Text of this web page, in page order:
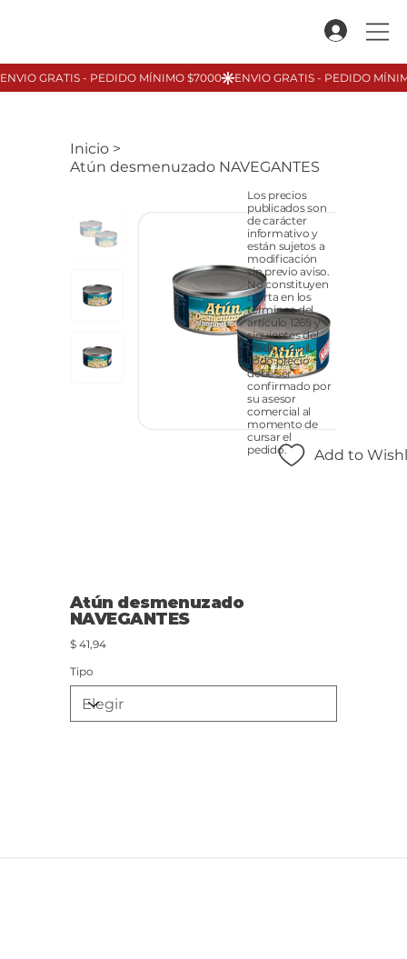
Inicio >
Atún desmenuzado NAVEGANTES
Atún desmenuzado
NAVEGANTES
Precio
$ 41,94
Tipo
Add to
Los precios
publicados son
de carácter
informativo y
están sujetos a
modificación
sin previo aviso.
No constituyen
oferta en los
términos del
artículo 1265 y
siguientes del
Código Civil.
Todo precio
debe ser
confirmado por
su asesor
comercial al
momento de
cursar el
pedido.